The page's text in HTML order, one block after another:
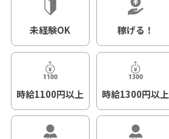
未経験OK 稼げる！
時給1100円以上 時給1300円以上